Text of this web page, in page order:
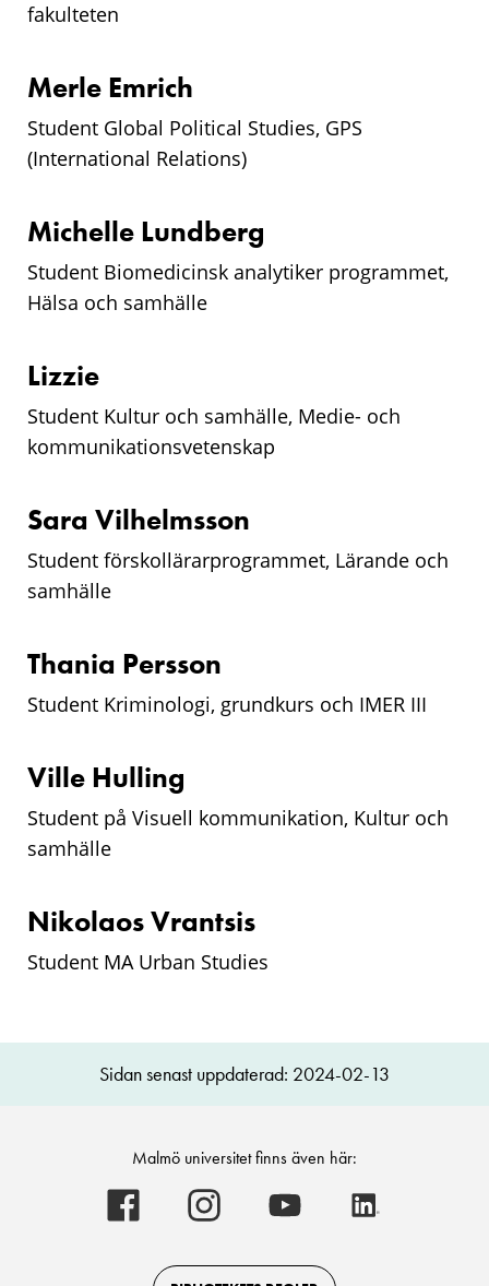
fakulteten
Merle Emrich
Student Global Political Studies, GPS
(International Relations)
Michelle Lundberg
Student Biomedicinsk analytiker programmet,
Hälsa och samhälle
Lizzie
Student Kultur och samhälle, Medie- och
kommunikationsvetenskap
Sara Vilhelmsson
Student förskollärarprogrammet, Lärande och
samhälle
Thania Persson
Student Kriminologi, grundkurs och IMER III
Ville Hulling
Student på Visuell kommunikation, Kultur och
samhälle
Nikolaos Vrantsis
Student MA Urban Studies
Sidan senast uppdaterad: 2024-02-13
Malmö universitet finns även här:
Malmö
universitet
on
Malmö
universitet
on
Malmö
universitet
on